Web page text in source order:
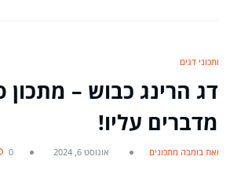
מתכוני דגים
דג הרינג כבוש – מתכון
מדברים עליו!
מאת בומבה מתכונים אוגוסט 6, 2024 0